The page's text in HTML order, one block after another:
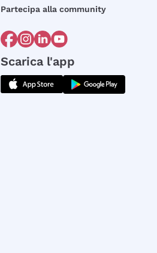
Partecipa alla community
Scarica l'app